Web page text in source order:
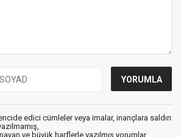
edici cümleler veya imalar, inançlara saldırı
ve büyük harflerle yazılmış yorumlar